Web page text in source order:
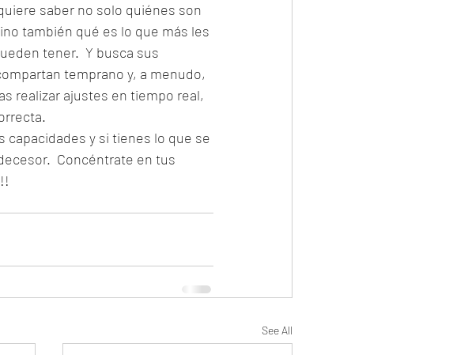
saber no solo quiénes son
también qué es lo que más les
tener.  Y busca sus
temprano y, a menudo,
realizar ajustes en tiempo real,
y si tienes lo que se
Concéntrate en tus
See All